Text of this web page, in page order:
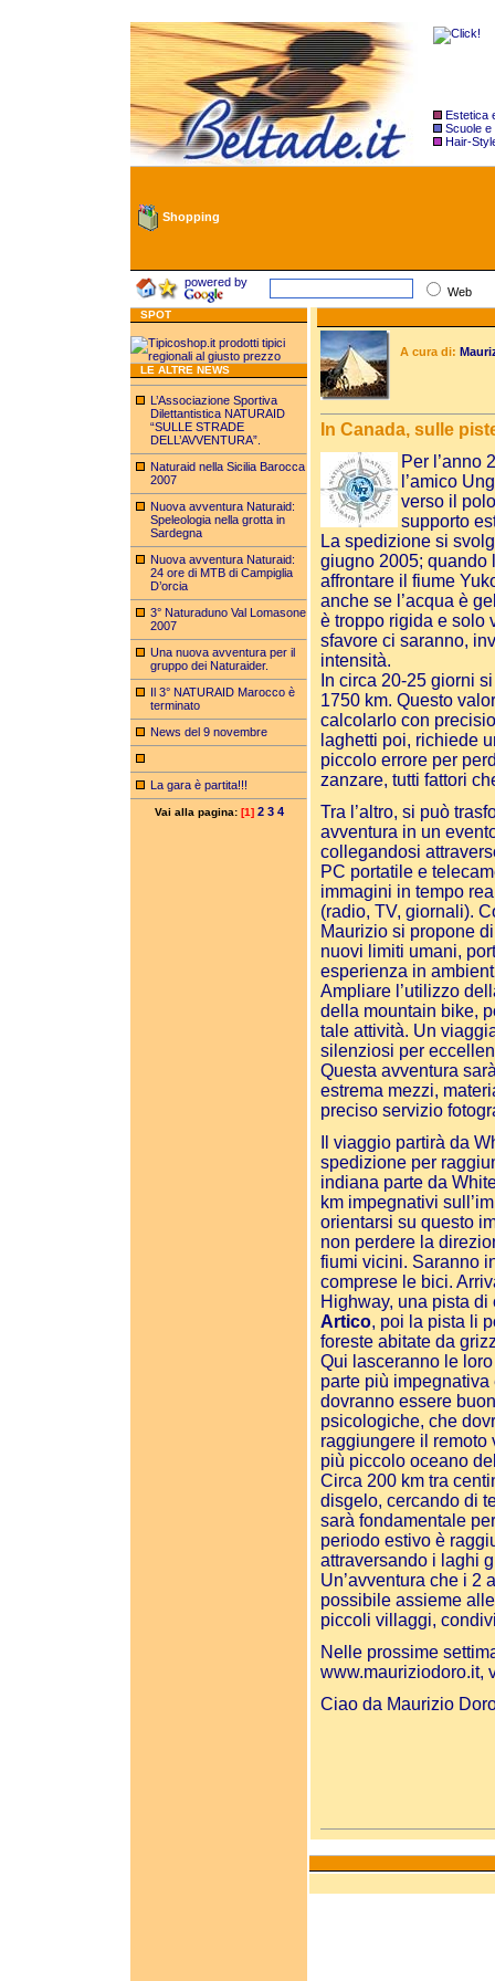
Estetica
Scuole e
Hair-
Shopping
powered by
Web
SPOT
LE ALTRE NEWS
L’Associazione Sportiva
Dilettantistica NATURAID
“SULLE STRADE
DELL’AVVENTURA”.
Naturaid nella Sicilia Barocca
2007
Nuova avventura Naturaid:
Speleologia nella grotta in
Sardegna
Nuova avventura Naturaid:
24 ore di MTB di Campiglia
D’orcia
3° Naturaduno Val Lomasone
2007
Una nuova avventura per il
gruppo dei Naturaider.
Il 3° NATURAID Marocco è
terminato
News del 9 novembre
La gara è partita!!!
Vai alla pagina: [1] 2 3 4
A cura di:
In Canada, sulle
Per l’anno
l’amico
verso il
supporto
La spedizione si
giugno 2005; quando
affrontare il fiume
anche se l’acqua è
è troppo rigida e solo
sfavore ci saranno,
intensità.
In circa 20-25 giorni
1750 km. Questo
calcolarlo con
laghetti poi, richiede
piccolo errore per
zanzare, tutti fattori
Tra l’altro, si può
avventura in un
collegandosi
PC portatile e
immagini in tempo
(radio, TV, giornali).
Maurizio si propone
nuovi limiti umani,
esperienza in
Ampliare l’utilizzo
della mountain bike,
tale attività. Un
silenziosi per
Questa avventura
estrema mezzi,
preciso servizio
Il viaggio partirà da
spedizione per
indiana parte da
km impegnativi
orientarsi su questo
non perdere la
fiumi vicini. Saranno
comprese le bici.
Highway, una pista
Artico, poi la pista li
foreste abitate da
Qui lasceranno le
parte più
dovranno essere
psicologiche, che
raggiungere il remoto
più piccolo oceano
Circa 200 km tra
disgelo, cercando di
sarà fondamentale
periodo estivo è
attraversando i laghi
Un’avventura che i 2
possibile assieme
piccoli villaggi,
Nelle prossime
www.mauriziodoro.it,
Ciao da Maurizio